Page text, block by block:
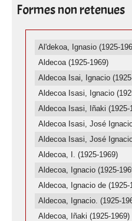
Formes non retenues
Al'dekoa, Ignasio (1925-
Aldecoa (1925-1969)
Aldecoa Isai, Ignacio
Aldecoa Isasi, Ignacio
Aldecoa Isasi, Iñaki (1925-
Aldecoa Isasi, José
Aldecoa Isasi, José
Aldecoa, I. (1925-1969)
Aldecoa, Ignacio (1925-
Aldecoa, Ignacio de (1925-
Aldecoa, Ignacio. (1925-
Aldecoa, Iñaki (1925-1969)